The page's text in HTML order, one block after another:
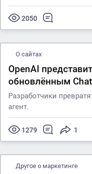
2050
О сайтах
OpenAI
обновлённым
Разработчики
агент.
1279 1
Другое о маркетинге